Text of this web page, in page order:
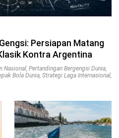
Persiapan Matang
Kontra Argentina
Nasional, Pertandingan Bergengsi Dunia,
Bola Dunia, Strategi Laga Internasional,